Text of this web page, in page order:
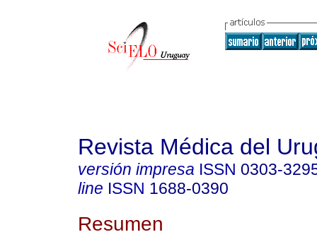
Revista Médica del
versión impresa ISSN 0303-
line ISSN 1688-0390
Resumen